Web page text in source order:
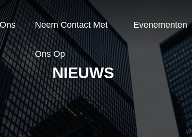
Neem Contact Met
Ons Op
Evenementen
NIEUWS